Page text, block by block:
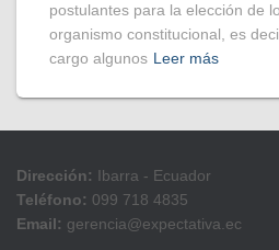
postulantes para la elección de
organismo constitucional, es
cargo algunos Leer más
Dirección: Ibarra - Ecuador
Teléfono: 099 718 4835
Email: gerencia@expectativa.ec